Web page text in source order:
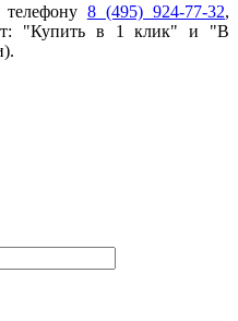
8 (495) 924-77-32,
"Купить в 1 клик" и "В